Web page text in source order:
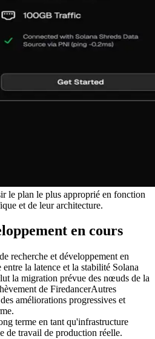
le plan le plus approprié en fonction
et de leur architecture.
en cours
recherche et développement en
la latence et la stabilité Solana
la migration prévue des nœuds de la
de FiredancerAutres
améliorations progressives et
terme en tant qu'infrastructure
de travail de production réelle.